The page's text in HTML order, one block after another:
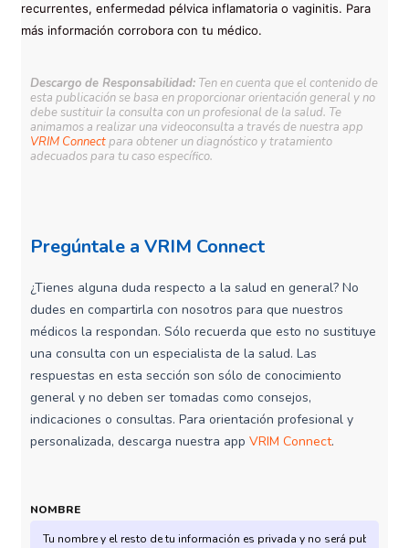
recurrentes, enfermedad pélvica inflamatoria o vaginitis. Para
más información corrobora con tu médico.
Descargo de Responsabilidad: Ten en cuenta que el contenido de
esta publicación se basa en proporcionar orientación general y no
debe sustituir la consulta con un profesional de la salud. Te
animamos a realizar una videoconsulta a través de nuestra app
VRIM Connectpara obtener un diagnóstico y tratamiento
adecuados para tu caso específico.
Pregúntale a VRIM Connect
¿Tienes alguna duda respecto a la salud en general? No
dudes en compartirla con nosotros para que nuestros
médicos la respondan. Sólo recuerda que esto no sustituye
una consulta con un especialista de la salud. Las
respuestas en esta sección son sólo de conocimiento
general y no deben ser tomadas como consejos,
indicaciones o consultas. Para orientación profesional y
personalizada, descarga nuestra app VRIM Connect.
NOMBRE